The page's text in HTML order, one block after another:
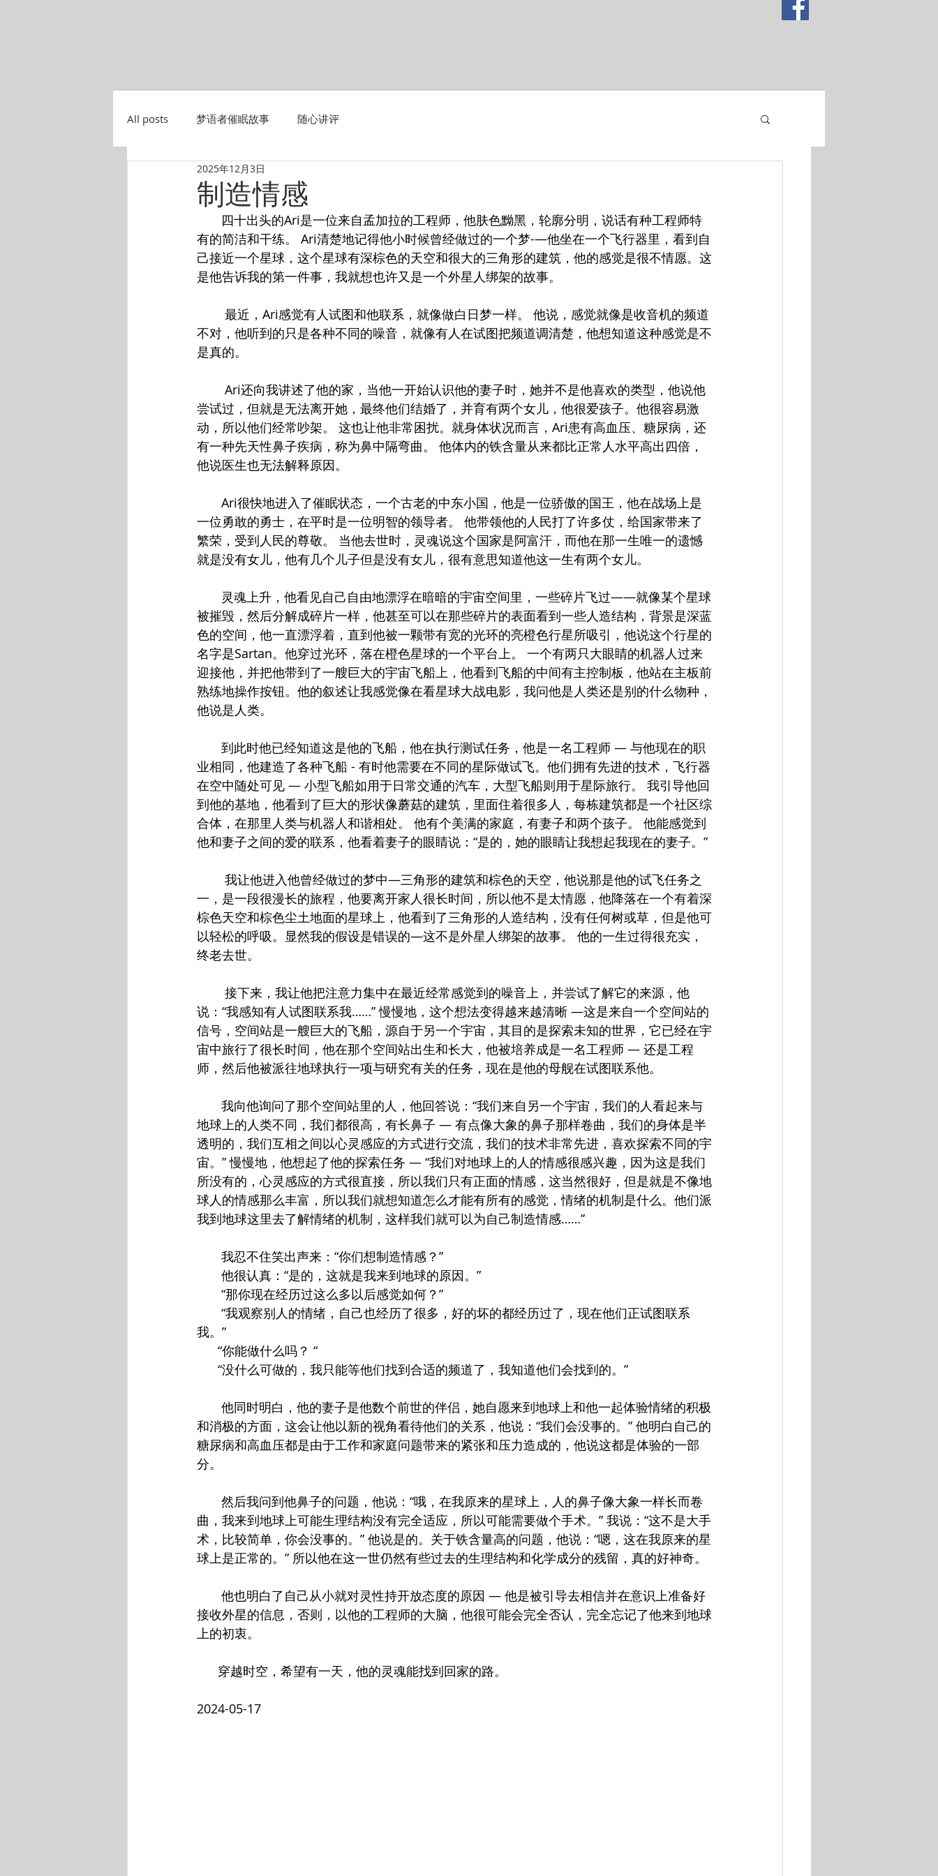
All posts 梦语者催眠故事 随心讲评
制造情感
2025年12月3日
四十出头的Ari是一位来自孟加拉的工程师，他肤色黝黑，轮廓分明，说话有种工程师特
有的简洁和干练。 Ari清楚地记得他小时候曾经做过的一个梦-—他坐在一个飞行器里，看到自
己接近一个星球，这个星球有深棕色的天空和很大的三角形的建筑，他的感觉是很不情愿。这
是他告诉我的第一件事，我就想也许又是一个外星人绑架的故事。
最近，Ari感觉有人试图和他联系，就像做白日梦一样。 他说，感觉就像是收音机的频道
不对，他听到的只是各种不同的噪音，就像有人在试图把频道调清楚，他想知道这种感觉是不
是真的。
Ari还向我讲述了他的家，当他一开始认识他的妻子时，她并不是他喜欢的类型，他说他
尝试过，但就是无法离开她，最终他们结婚了，并育有两个女儿，他很爱孩子。他很容易激
动，所以他们经常吵架。 这也让他非常困扰。就身体状况而言，Ari患有高血压、糖尿病，还
有一种先天性鼻子疾病，称为鼻中隔弯曲。 他体内的铁含量从来都比正常人水平高出四倍，
他说医生也无法解释原因。
Ari很快地进入了催眠状态，一个古老的中东小国，他是一位骄傲的国王，他在战场上是
一位勇敢的勇士，在平时是一位明智的领导者。 他带领他的人民打了许多仗，给国家带来了
繁荣，受到人民的尊敬。 当他去世时，灵魂说这个国家是阿富汗，而他在那一生唯一的遗憾
就是没有女儿，他有几个儿子但是没有女儿，很有意思知道他这一生有两个女儿。
灵魂上升，他看见自己自由地漂浮在暗暗的宇宙空间里，一些碎片飞过——就像某个星球
被摧毁，然后分解成碎片一样，他甚至可以在那些碎片的表面看到一些人造结构，背景是深蓝
色的空间，他一直漂浮着，直到他被一颗带有宽的光环的亮橙色行星所吸引，他说这个行星的
名字是Sartan。他穿过光环，落在橙色星球的一个平台上。 一个有两只大眼睛的机器人过来
迎接他，并把他带到了一艘巨大的宇宙飞船上，他看到飞船的中间有主控制板，他站在主板前
熟练地操作按钮。他的叙述让我感觉像在看星球大战电影，我问他是人类还是别的什么物种，
他说是人类。
到此时他已经知道这是他的飞船，他在执行测试任务，他是一名工程师 — 与他现在的职
业相同，他建造了各种飞船 - 有时他需要在不同的星际做试飞。他们拥有先进的技术，飞行器
在空中随处可见 — 小型飞船如用于日常交通的汽车，大型飞船则用于星际旅行。 我引导他回
到他的基地，他看到了巨大的形状像蘑菇的建筑，里面住着很多人，每栋建筑都是一个社区综
合体，在那里人类与机器人和谐相处。 他有个美满的家庭，有妻子和两个孩子。 他能感觉到
他和妻子之间的爱的联系，他看着妻子的眼睛说：“是的，她的眼睛让我想起我现在的妻子。”
我让他进入他曾经做过的梦中—三角形的建筑和棕色的天空，他说那是他的试飞任务之
一，是一段很漫长的旅程，他要离开家人很长时间，所以他不是太情愿，他降落在一个有着深
棕色天空和棕色尘土地面的星球上，他看到了三角形的人造结构，没有任何树或草，但是他可
以轻松的呼吸。显然我的假设是错误的—这不是外星人绑架的故事。 他的一生过得很充实，
终老去世。
接下来，我让他把注意力集中在最近经常感觉到的噪音上，并尝试了解它的来源，他
说：“我感知有人试图联系我……” 慢慢地，这个想法变得越来越清晰 —这是来自一个空间站的
信号，空间站是一艘巨大的飞船，源自于另一个宇宙，其目的是探索未知的世界，它已经在宇
宙中旅行了很长时间，他在那个空间站出生和长大，他被培养成是一名工程师 — 还是工程
师，然后他被派往地球执行一项与研究有关的任务，现在是他的母舰在试图联系他。
我向他询问了那个空间站里的人，他回答说：“我们来自另一个宇宙，我们的人看起来与
地球上的人类不同，我们都很高，有长鼻子 — 有点像大象的鼻子那样卷曲，我们的身体是半
透明的，我们互相之间以心灵感应的方式进行交流，我们的技术非常先进，喜欢探索不同的宇
宙。” 慢慢地，他想起了他的探索任务 — “我们对地球上的人的情感很感兴趣，因为这是我们
所没有的，心灵感应的方式很直接，所以我们只有正面的情感，这当然很好，但是就是不像地
球人的情感那么丰富，所以我们就想知道怎么才能有所有的感觉，情绪的机制是什么。他们派
我到地球这里去了解情绪的机制，这样我们就可以为自己制造情感……”
我忍不住笑出声来：“你们想制造情感？”
他很认真：“是的，这就是我来到地球的原因。”
“那你现在经历过这么多以后感觉如何？”
“我观察别人的情绪，自己也经历了很多，好的坏的都经历过了，现在他们正试图联系
我。”
“你能做什么吗？ “
“没什么可做的，我只能等他们找到合适的频道了，我知道他们会找到的。”
他同时明白，他的妻子是他数个前世的伴侣，她自愿来到地球上和他一起体验情绪的积极
和消极的方面，这会让他以新的视角看待他们的关系，他说：“我们会没事的。” 他明白自己的
糖尿病和高血压都是由于工作和家庭问题带来的紧张和压力造成的，他说这都是体验的一部
分。
然后我问到他鼻子的问题，他说：“哦，在我原来的星球上，人的鼻子像大象一样长而卷
曲，我来到地球上可能生理结构没有完全适应，所以可能需要做个手术。” 我说：“这不是大手
术，比较简单，你会没事的。” 他说是的。关于铁含量高的问题，他说：“嗯，这在我原来的星
球上是正常的。” 所以他在这一世仍然有些过去的生理结构和化学成分的残留，真的好神奇。
他也明白了自己从小就对灵性持开放态度的原因 — 他是被引导去相信并在意识上准备好
接收外星的信息，否则，以他的工程师的大脑，他很可能会完全否认，完全忘记了他来到地球
上的初衷。
穿越时空，希望有一天，他的灵魂能找到回家的路。
2024-05-17